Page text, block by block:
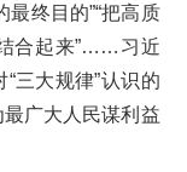
终目的”“把高质
合起来”……习近
三大规律”认识的
广大人民谋利益